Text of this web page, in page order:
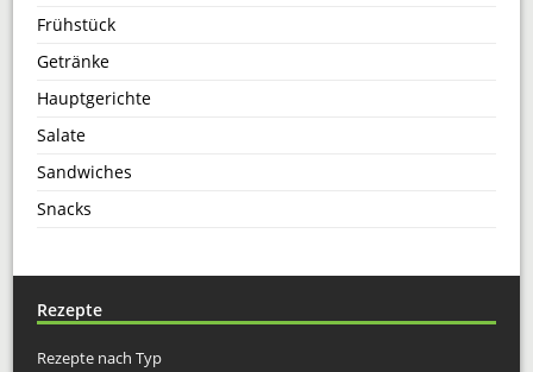
Frühstück
Getränke
Hauptgerichte
Salate
Sandwiches
Snacks
Rezepte
Rezepte nach Typ